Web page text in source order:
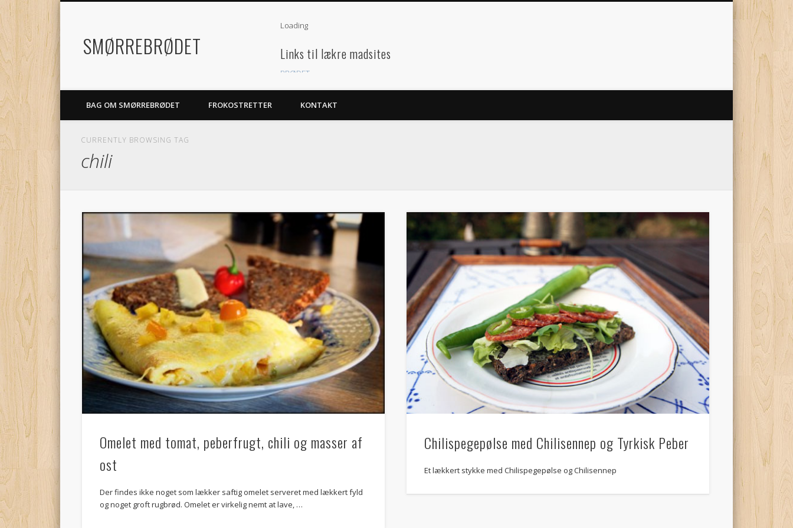
SMØRREBRØDET
Loading
Links til lækre madsites
BRØDET
december 2012(1)
(1)
maj 2011(2)
januar 2011(1)
december 2010(1)
november 2010(12)
Meta
Log ind
RSSaf indlæg
Kommentar-RSS
Andres sites
Ferie Ferie Ferie
BAG OM SMØRREBRØDET FROKOSTRETTER KONTAKT
CURRENTLY BROWSING TAG
chili
Omelet med tomat, peberfrugt, chili og masser af
ost
Der findes ikke noget som lækker saftig omelet serveret med lækkert fyld
og noget groft rugbrød. Omelet er virkelig nemt at lave, …
Chilispegepølse med Chilisennep og Tyrkisk Peber
Et lækkert stykke med Chilispegepølse og Chilisennep